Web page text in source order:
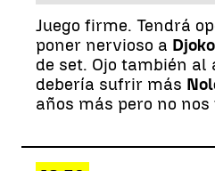
Juego firme. Tendrá
poner nervioso a
de set. Ojo también al
debería sufrir más
años más pero no